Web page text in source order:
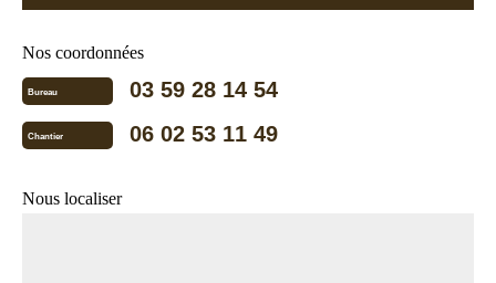
Nos coordonnées
Bureau 03 59 28 14 54
Chantier 06 02 53 11 49
Nous localiser